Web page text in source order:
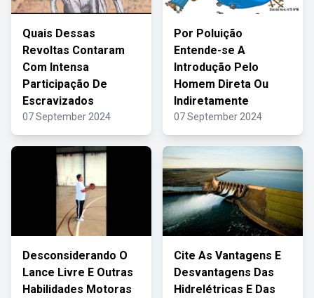
Quais Dessas
Revoltas Contaram
Com Intensa
Participação De
Escravizados
07 September 2024
Por Poluição
Entende-se A
Introdução Pelo
Homem Direta Ou
Indiretamente
07 September 2024
Desconsiderando O
Lance Livre E Outras
Habilidades Motoras
Cite As Vantagens E
Desvantagens Das
Hidrelétricas E Das